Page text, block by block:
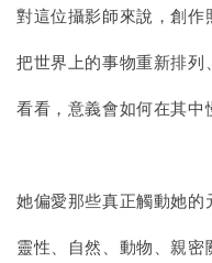
對這位攝影師來說，創作
把世界上的事物重新排列
看看，意義會如何在其中
她偏愛那些真正觸動她的
靈性、自然、動物、親密